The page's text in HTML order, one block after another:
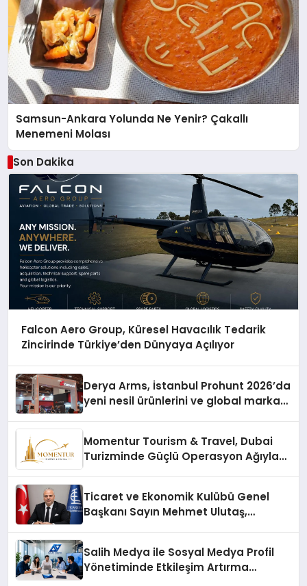
Samsun-Ankara Yolunda Ne Yenir? Çakallı
Menemeni Molası
Son Dakika
Falcon Aero Group, Küresel Havacılık Tedarik
Zincirinde Türkiye’den Dünyaya Açılıyor
Derya Arms, İstanbul Prohunt 2026’da
yeni nesil ürünlerini ve global marka
Momentur Tourism & Travel, Dubai
Turizminde Güçlü Operasyon Ağıyla
Ticaret ve Ekonomik Kulübü Genel
Başkanı Sayın Mehmet Ulutaş,
Salih Medya ile Sosyal Medya Profil
Yönetiminde Etkileşim Artırma